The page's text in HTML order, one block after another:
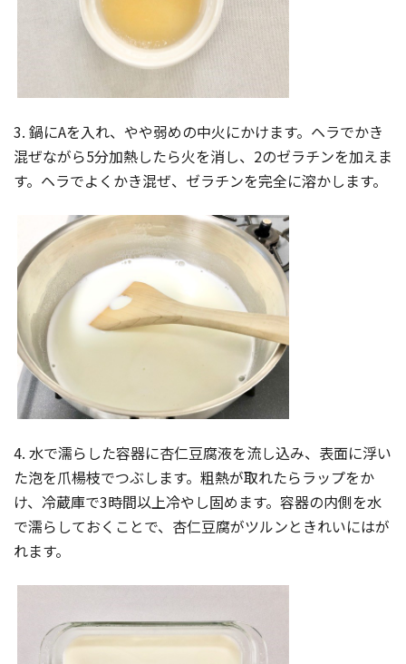
3. 鍋にAを入れ、やや弱めの中火にかけます。ヘラでかき
混ぜながら5分加熱したら火を消し、2のゼラチンを加えま
す。ヘラでよくかき混ぜ、ゼラチンを完全に溶かします。
4. 水で濡らした容器に杏仁豆腐液を流し込み、表面に浮い
た泡を爪楊枝でつぶします。粗熱が取れたらラップをか
け、冷蔵庫で3時間以上冷やし固めます。容器の内側を水
で濡らしておくことで、杏仁豆腐がツルンときれいにはが
れます。